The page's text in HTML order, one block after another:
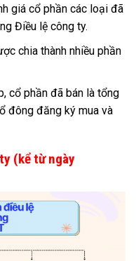
giá cổ phần các loại đã
Điều lệ công ty.
chia thành nhiều phần
cổ phần đã bán là tổng
đông đăng ký mua và
(kể từ ngày